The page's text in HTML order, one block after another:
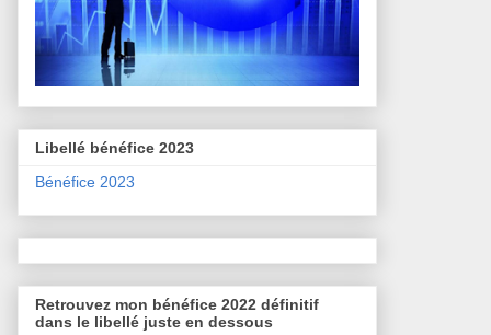
Libellé bénéfice 2023
Bénéfice 2023
Retrouvez mon bénéfice 2022 définitif
dans le libellé juste en dessous